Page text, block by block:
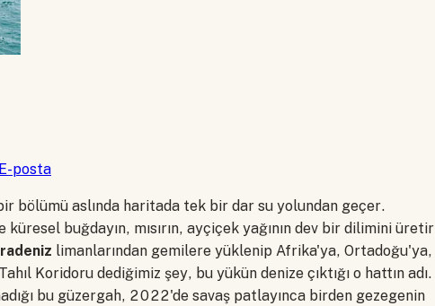
E-posta
bölümü aslında haritada tek bir dar su yolundan geçer.
buğdayın, mısırın, ayçiçek yağının dev bir dilimini üretir
limanlarından gemilere yüklenip Afrika'ya, Ortadoğu'ya,
Koridoru dediğimiz şey, bu yükün denize çıktığı o hattın adı.
bu güzergah, 2022'de savaş patlayınca birden gezegenin